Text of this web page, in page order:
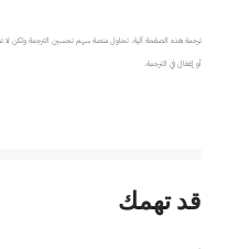
ترجمة هذه الصفحة آلية. تحاول منصة سهم تحسين الترجمة ولكن لا
أو إغفال في الترجمة.
عند الضرورة، يرجى استشارة مستشار استثمار محترف. لا تقدم منصة
قد تهمك